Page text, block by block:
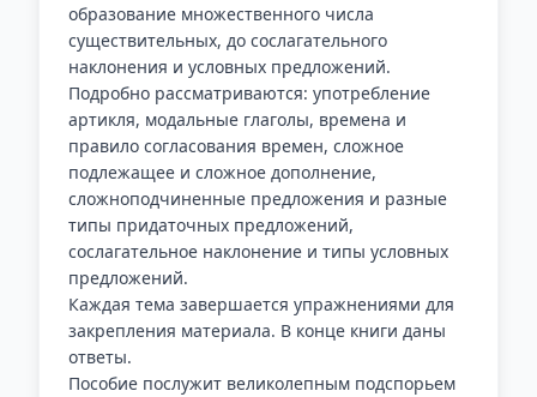
образование множественного числа
существительных, до сослагательного
наклонения и условных предложений.
Подробно рассматриваются: употребление
артикля, модальные глаголы, времена и
правило согласования времен, сложное
подлежащее и сложное дополнение,
сложноподчиненные предложения и разные
типы придаточных предложений,
сослагательное наклонение и типы условных
предложений.
Каждая тема завершается упражнениями для
закрепления материала. В конце книги даны
ответы.
Пособие послужит великолепным подспорьем